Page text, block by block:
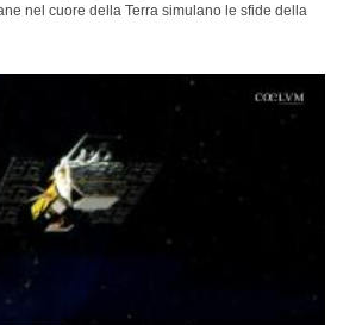
nel cuore della Terra simulano le sfide della